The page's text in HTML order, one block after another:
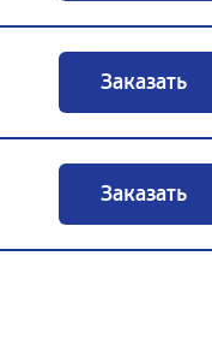
Заказать
Заказать